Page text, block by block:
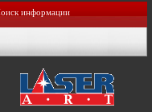
информации